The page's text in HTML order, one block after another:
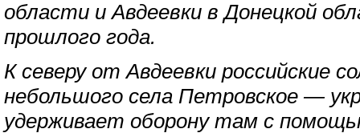
области и Авдеевки в Донецкой
прошлого года.
К северу от Авдеевки российские
небольшого села Петровское —
удерживает оборону там с